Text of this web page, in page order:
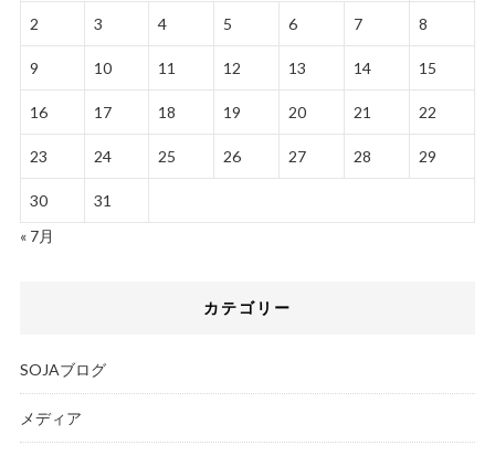
2 3 4 5 6 7 8
9 10 11 12 13 14 15
16 17 18 19 20 21 22
23 24 25 26 27 28 29
30
31
« 7月
カテゴリー
SOJAブログ
メディア